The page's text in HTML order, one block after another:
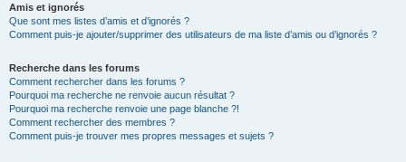
Amis et ignorés
Que sont mes listes d’amis et d’ignorés ?
Comment puis-je ajouter/supprimer des utilisateurs de ma liste d’amis ou d’ignorés ?
Recherche dans les forums
Comment rechercher dans les forums ?
Pourquoi ma recherche ne renvoie aucun résultat ?
Pourquoi ma recherche renvoie une page blanche ?!
Comment rechercher des membres ?
Comment puis-je trouver mes propres messages et sujets ?